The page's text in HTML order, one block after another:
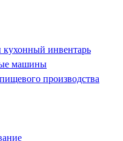
кухонный инвентарь
машины
производства